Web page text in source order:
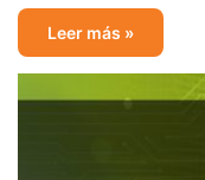
Leer más »